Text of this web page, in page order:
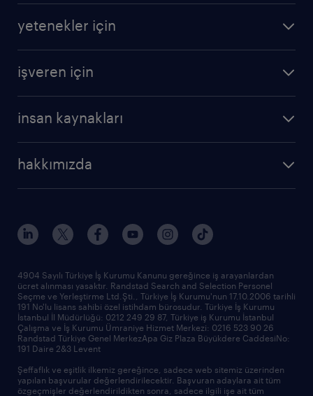
bize katılın
yetenekler için
profesyonel
işveren için
profesyonel
insan kaynakları
hakkımızda
tarihçe
sponsorluklarımız
haberler ve duyurular
ofislerimiz
4904 Sayılı Türkiye İş Kurumu Kanunu gereğince iş arayanlardan
ücret alınması yasaktır. Randstad Search and Selection Personel
Seçme ve Yerleştirme Ltd.Şti., Türkiye İş Kurumu'nun 17.10.2006 tarihli
191 No'lu lisans sahibi özel istihdam bürosudur. Türkiye İş Kurumu
İstanbul İl Müdürlüğü: 0212 249 29 87, Türkiye iş Kurumu İstanbul
Çalışma ve İş Kurumu Ümraniye Hizmet Merkezi: 0216 523 90 26
Randstad Türkiye Genel MerkezApa Giz Plaza Büyükdere CaddesiNo:
191 Daire 2&3 Levent
Şeffaflık ve eşitlik ilkemiz gereğince, sadece web sitemiz üzerinden
yapılan başvurular değerlendirilecektir. Başvuran adaylara ait tüm
özgeçmişler değerlendirildikten sonra, sadece ilgili işe ait tüm